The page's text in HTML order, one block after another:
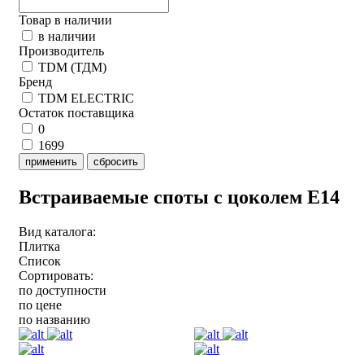
Товар в наличии
в наличии
Производитель
TDM (ТДМ)
Бренд
TDM ELECTRIC
Остаток поставщика
0
1699
применить сбросить
Встраиваемые споты с цоколем E14
Вид каталога:
Плитка
Список
Сортировать:
по доступности
по цене
по названию